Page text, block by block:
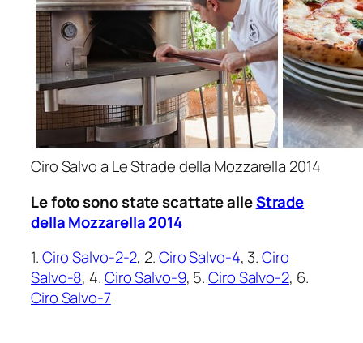
Ciro Salvo a Le Strade della Mozzarella 2014
Le foto sono state scattate alleStrade
della Mozzarella 2014
1.Ciro Salvo-2-2, 2.Ciro Salvo-4, 3.Ciro
Salvo-8, 4.Ciro Salvo-9, 5.Ciro Salvo-2, 6.
Ciro Salvo-7